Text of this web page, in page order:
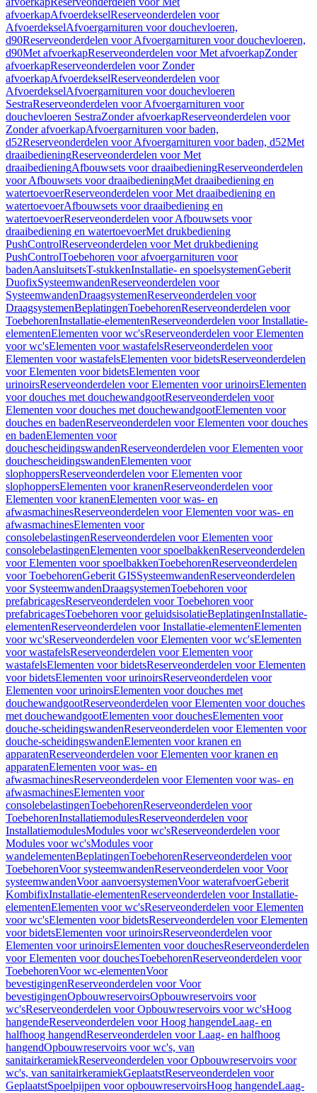
afvoerkapAfvoerdekselReserveonderdelen voor
AfvoerdekselAfvoergarnituren voor douchevloeren,
d90Reserveonderdelen voor Afvoergarnituren voor douchevloeren,
d90Met afvoerkapReserveonderdelen voor Met afvoerkapZonder
afvoerkapReserveonderdelen voor Zonder
afvoerkapAfvoerdekselReserveonderdelen voor
AfvoerdekselAfvoergarnituren voor douchevloeren
SestraReserveonderdelen voor Afvoergarnituren voor
douchevloeren SestraZonder afvoerkapReserveonderdelen voor
Zonder afvoerkapAfvoergarnituren voor baden,
d52Reserveonderdelen voor Afvoergarnituren voor baden, d52Met
draaibedieningReserveonderdelen voor Met
draaibedieningAfbouwsets voor draaibedieningReserveonderdelen
voor Afbouwsets voor draaibedieningMet draaibediening en
watertoevoerReserveonderdelen voor Met draaibediening en
watertoevoerAfbouwsets voor draaibediening en
watertoevoerReserveonderdelen voor Afbouwsets voor
draaibediening en watertoevoerMet drukbediening
PushControlReserveonderdelen voor Met drukbediening
PushControlToebehoren voor afvoergarnituren voor
badenAansluitsetsT-stukkenInstallatie- en spoelsystemenGeberit
DuofixSysteemwandenReserveonderdelen voor
SysteemwandenDraagsystemenReserveonderdelen voor
DraagsystemenBeplatingenToebehorenReserveonderdelen voor
ToebehorenInstallatie-elementenReserveonderdelen voor Installatie-
elementenElementen voor wc'sReserveonderdelen voor Elementen
voor wc'sElementen voor wastafelsReserveonderdelen voor
Elementen voor wastafelsElementen voor bidetsReserveonderdelen
voor Elementen voor bidetsElementen voor
urinoirsReserveonderdelen voor Elementen voor urinoirsElementen
voor douches met douchewandgootReserveonderdelen voor
Elementen voor douches met douchewandgootElementen voor
douches en badenReserveonderdelen voor Elementen voor douches
en badenElementen voor
douchescheidingswandenReserveonderdelen voor Elementen voor
douchescheidingswandenElementen voor
slophoppersReserveonderdelen voor Elementen voor
slophoppersElementen voor kranenReserveonderdelen voor
Elementen voor kranenElementen voor was- en
afwasmachinesReserveonderdelen voor Elementen voor was- en
afwasmachinesElementen voor
consolebelastingenReserveonderdelen voor Elementen voor
consolebelastingenElementen voor spoelbakkenReserveonderdelen
voor Elementen voor spoelbakkenToebehorenReserveonderdelen
voor ToebehorenGeberit GISSysteemwandenReserveonderdelen
voor SysteemwandenDraagsystemenToebehoren voor
prefabricagesReserveonderdelen voor Toebehoren voor
prefabricagesToebehoren voor geluidsisolatieBeplatingenInstallatie-
elementenReserveonderdelen voor Installatie-elementenElementen
voor wc'sReserveonderdelen voor Elementen voor wc'sElementen
voor wastafelsReserveonderdelen voor Elementen voor
wastafelsElementen voor bidetsReserveonderdelen voor Elementen
voor bidetsElementen voor urinoirsReserveonderdelen voor
Elementen voor urinoirsElementen voor douches met
douchewandgootReserveonderdelen voor Elementen voor douches
met douchewandgootElementen voor douchesElementen voor
douche-scheidingswandenReserveonderdelen voor Elementen voor
douche-scheidingswandenElementen voor kranen en
apparatenReserveonderdelen voor Elementen voor kranen en
apparatenElementen voor was- en
afwasmachinesReserveonderdelen voor Elementen voor was- en
afwasmachinesElementen voor
consolebelastingenToebehorenReserveonderdelen voor
ToebehorenInstallatiemodulesReserveonderdelen voor
InstallatiemodulesModules voor wc'sReserveonderdelen voor
Modules voor wc'sModules voor
wandelementenBeplatingenToebehorenReserveonderdelen voor
ToebehorenVoor systeemwandenReserveonderdelen voor Voor
systeemwandenVoor aanvoersystemenVoor waterafvoerGeberit
KombifixInstallatie-elementenReserveonderdelen voor Installatie-
elementenElementen voor wc'sReserveonderdelen voor Elementen
voor wc'sElementen voor bidetsReserveonderdelen voor Elementen
voor bidetsElementen voor urinoirsReserveonderdelen voor
Elementen voor urinoirsElementen voor douchesReserveonderdelen
voor Elementen voor douchesToebehorenReserveonderdelen voor
ToebehorenVoor wc-elementenVoor
bevestigingenReserveonderdelen voor Voor
bevestigingenOpbouwreservoirsOpbouwreservoirs voor
wc'sReserveonderdelen voor Opbouwreservoirs voor wc'sHoog
hangendeReserveonderdelen voor Hoog hangendeLaag- en
halfhoog hangendReserveonderdelen voor Laag- en halfhoog
hangendOpbouwreservoirs voor wc's, van
sanitairkeramiekReserveonderdelen voor Opbouwreservoirs voor
wc's, van sanitairkeramiekGeplaatstReserveonderdelen voor
GeplaatstSpoelpijpen voor opbouwreservoirsHoog hangendeLaag-